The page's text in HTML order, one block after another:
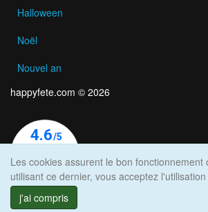
Halloween
Noël
Nouvel an
happyfete.com © 2026
Les cookies assurent le bon fonctionnement
utilisant ce dernier, vous acceptez
j'ai compris